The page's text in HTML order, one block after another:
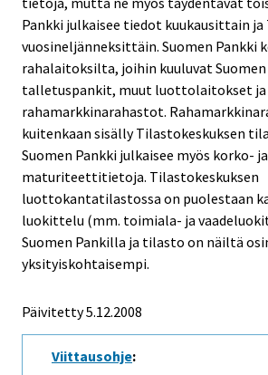
Pankki julkaisee tiedot kuukausittain ja
vuosineljänneksittäin. Suomen Pankki
rahalaitoksilta, joihin kuuluvat Suomen
talletuspankit, muut luottolaitokset ja
rahamarkkinarahastot.
kuitenkaan sisälly Tilastokeskuksen
Suomen Pankki julkaisee myös korko- ja
maturiteettitietoja. Tilastokeskuksen
luottokantatilastossa on puolestaan
luokittelu (mm. toimiala- ja
Suomen Pankilla ja tilasto on näiltä
yksityiskohtaisempi.
Päivitetty5.12.2008
Viittausohje: